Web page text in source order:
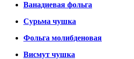
Ванадиевая фольга
Сурьма чушка
Фольга молибденовая
Висмут чушка